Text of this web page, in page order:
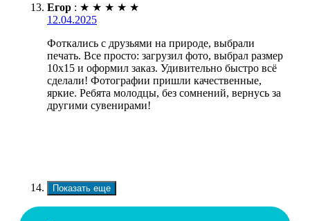
Егор : ★ ★ ★ ★ ★
12.04.2025
Фоткались с друзьями на природе, выбрали
печать. Все просто: загрузил фото, выбрал размер
10х15 и оформил заказ. Удивительно быстро всё
сделали! Фотографии пришли качественные,
яркие. Ребята молодцы, без сомнений, вернусь за
другими сувенирами!
Показать еще